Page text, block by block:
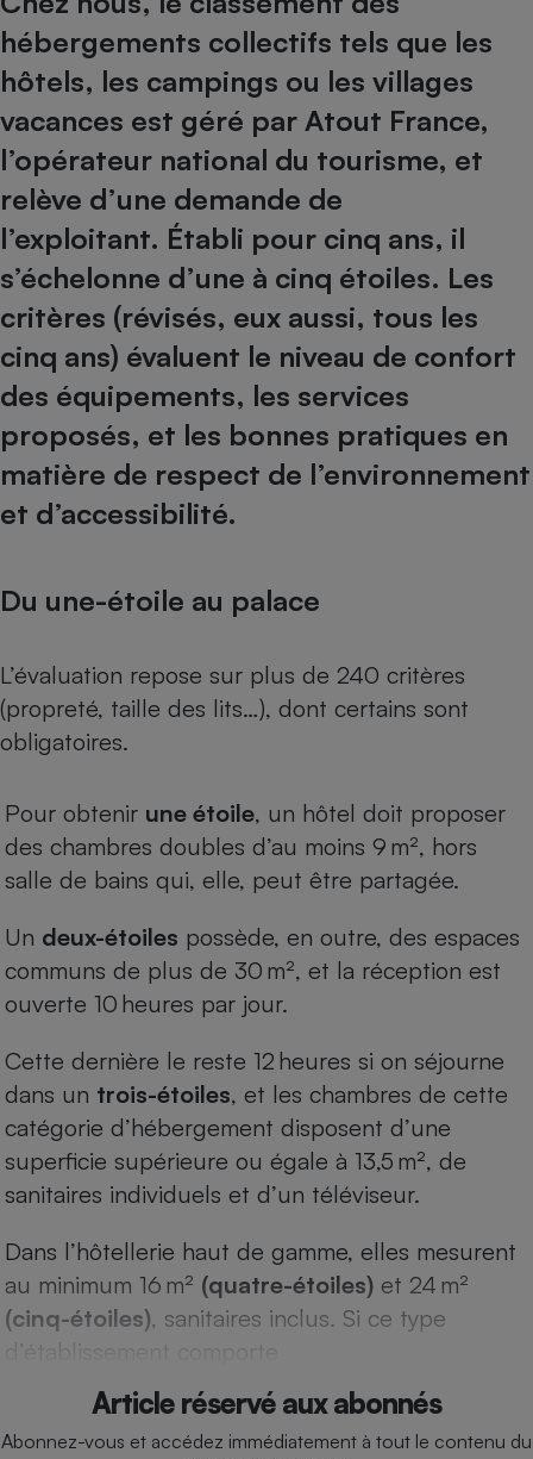
hébergements collectifs tels que les
hôtels, les campings ou les villages
vacances est géré par Atout France,
l’opérateur national du tourisme, et
relève d’une demande de
l’exploitant. Établi pour cinq ans, il
s’échelonne d’une à cinq étoiles. Les
critères (révisés, eux aussi, tous les
cinq ans) évaluent le niveau de confort
des équipements, les services
proposés, et les bonnes pratiques en
matière de respect de l’environnement
et d’accessibilité.
Du une-étoile au palace
L’évaluation repose sur plus de 240 critères
(propreté, taille des lits…), dont certains sont
obligatoires.
Pour obtenir une étoile, un hôtel doit proposer
des chambres doubles d’au moins 9 m², hors
salle de bains qui, elle, peut être partagée.
Un deux-étoiles possède, en outre, des espaces
communs de plus de 30 m², et la réception est
ouverte 10 heures par jour.
Cette dernière le reste 12 heures si on séjourne
dans un trois-étoiles, et les chambres de cette
catégorie d’hébergement disposent d’une
superficie supérieure ou égale à 13,5 m², de
sanitaires individuels et d’un téléviseur.
Dans l’hôtellerie haut de gamme, elles mesurent
au minimum 16 m² (quatre-étoiles) et 24 m²
(cinq-étoiles), sanitaires inclus. Si ce type
d’établissement comporte
Article réservé aux abonnés
Abonnez-vous et accédez immédiatement à tout le contenu du
Complément
alimentaire
bouteille
Assurance emprunteur
Banque
Petit électroménager -
Lave-linge
Climatiseur -
Ventilateur
Cafetière à expressos
Téléviseur
Antivirus
Matelas
Radiateur électrique
Climatiseur -
Mutuelle
Antimoustique